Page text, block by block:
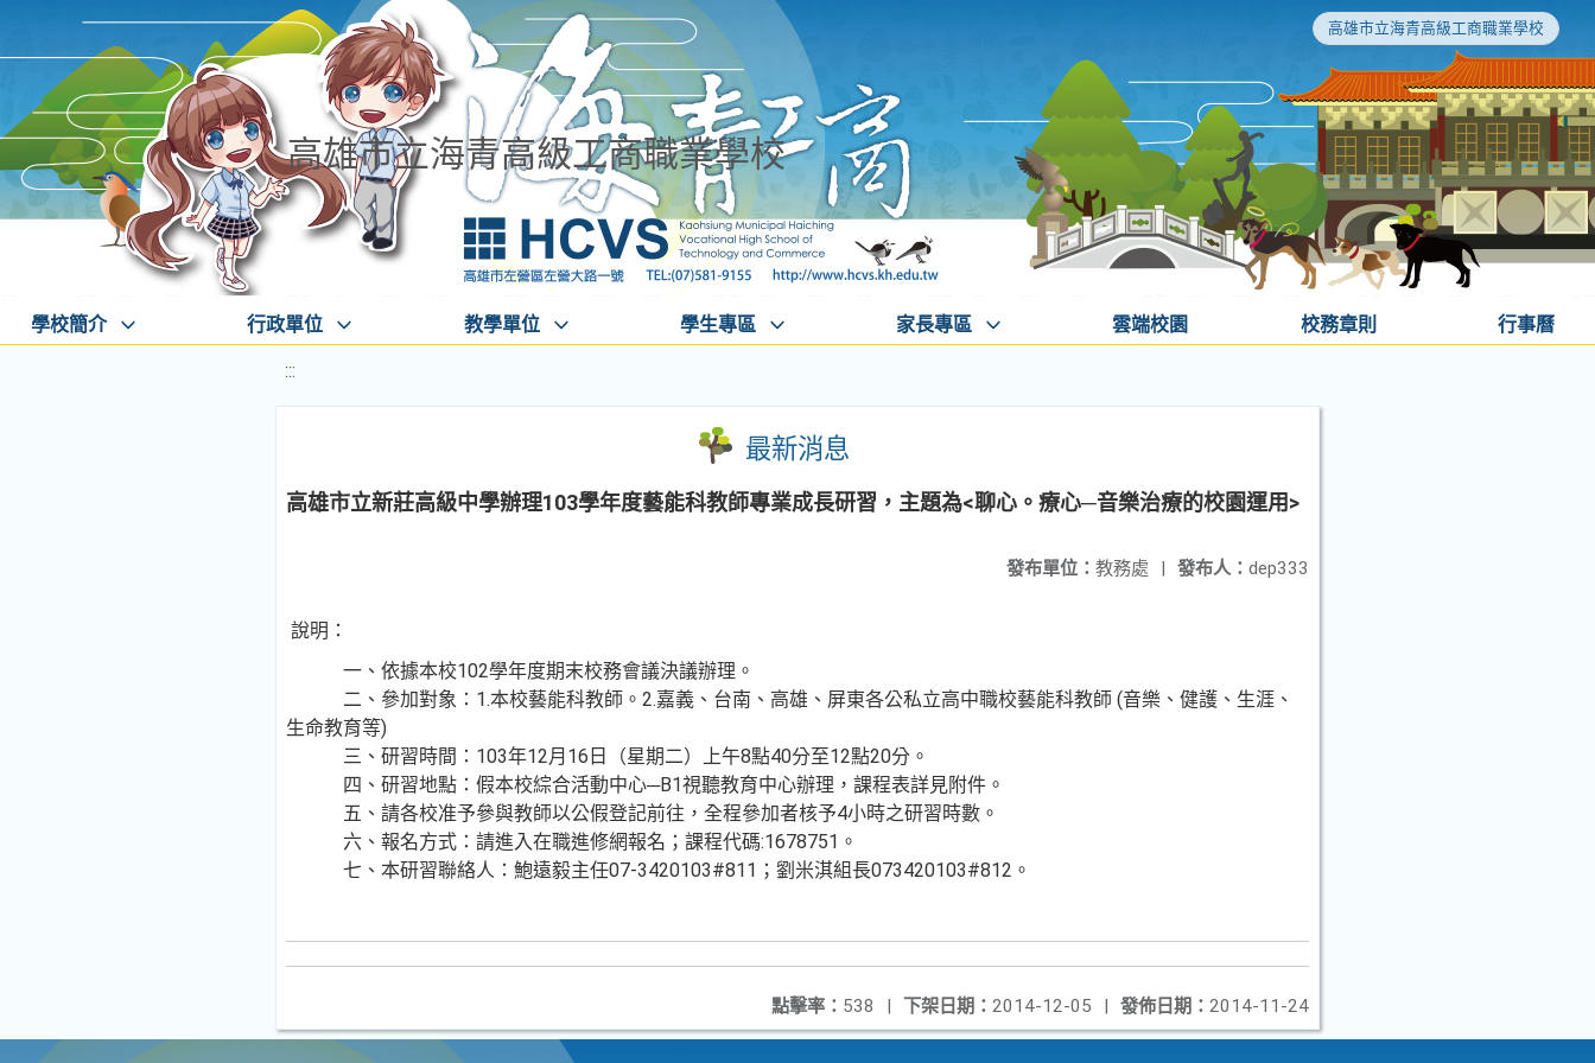
高雄市立海青高級工商職業學校
高雄市立海青高級工商職業學校
學校簡介 行政單位 教學單位 學生專區 家長專區 雲端校園 校務章則 行事曆
:::
最新消息
高雄市立新莊高級中學辦理103學年度藝能科教師專業成長研習，主題為<聊心。療心─音樂治療的校園運用>
發布人： dep333
發布單位： 教務處 |
說明：
一、依據本校102學年度期末校務會議決議辦理。
二、參加對象：1.本校藝能科教師。2.嘉義、台南、高雄、屏東各公私立高中職校藝能科教師 (音樂、健護、生涯、
生命教育等)
三、研習時間：103年12月16日（星期二）上午8點40分至12點20分。
四、研習地點：假本校綜合活動中心─B1視聽教育中心辦理，課程表詳見附件。
五、請各校准予參與教師以公假登記前往，全程參加者核予4小時之研習時數。
六、報名方式：請進入在職進修網報名；課程代碼:1678751。
七、本研習聯絡人：鮑遠毅主任07-3420103#811；劉米淇組長073420103#812。
發佈日期： 2014-11-24
下架日期： 2014-12-05 |
點擊率： 538 |